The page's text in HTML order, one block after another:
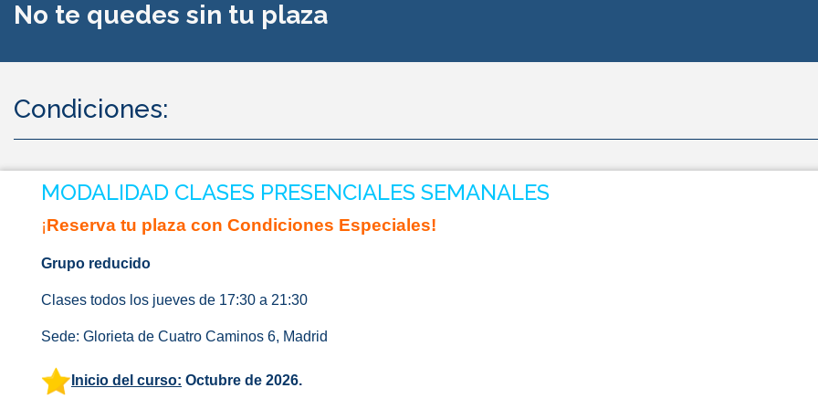
No te quedes sin tu plaza
Condiciones:
MODALIDAD CLASES PRESENCIALES SEMANALES
¡Reserva tu plaza con Condiciones Especiales!
Grupo reducido
Clases todos los jueves de 17:30 a 21:30
Sede: Glorieta de Cuatro Caminos 6, Madrid
Inicio del curso: Octubre de 2026.